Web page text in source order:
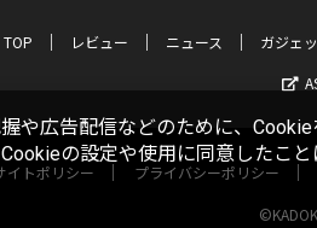
TOP レビュー ニュース ガジェ
イトポリシー プライバシーポリシー
や広告配信などのために、
の設定や使用に同意したこ